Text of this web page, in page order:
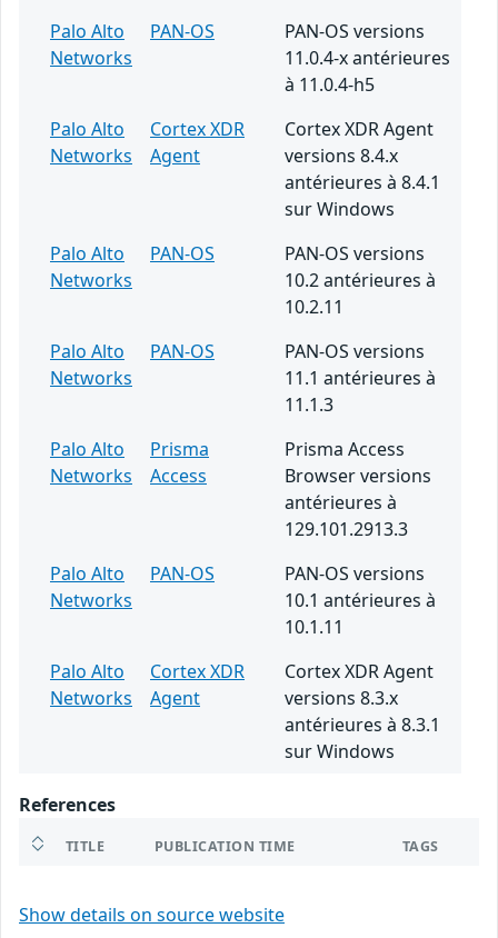
Palo Alto
Networks
PAN-OS
PAN-OS versions
11.0.4-x antérieures
à 11.0.4-h5
Palo Alto
Networks
Cortex XDR
Agent
Cortex XDR Agent
versions 8.4.x
antérieures à 8.4.1
sur Windows
Palo Alto
Networks
PAN-OS
PAN-OS versions
10.2 antérieures à
10.2.11
Palo Alto
Networks
PAN-OS
PAN-OS versions
11.1 antérieures à
11.1.3
Palo Alto
Networks
Prisma
Access
Prisma Access
Browser versions
antérieures à
129.101.2913.3
Palo Alto
Networks
PAN-OS
PAN-OS versions
10.1 antérieures à
10.1.11
Palo Alto
Networks
Cortex XDR
Agent
Cortex XDR Agent
versions 8.3.x
antérieures à 8.3.1
sur Windows
References
TITLE PUBLICATION TIME TAGS
Show details on source website